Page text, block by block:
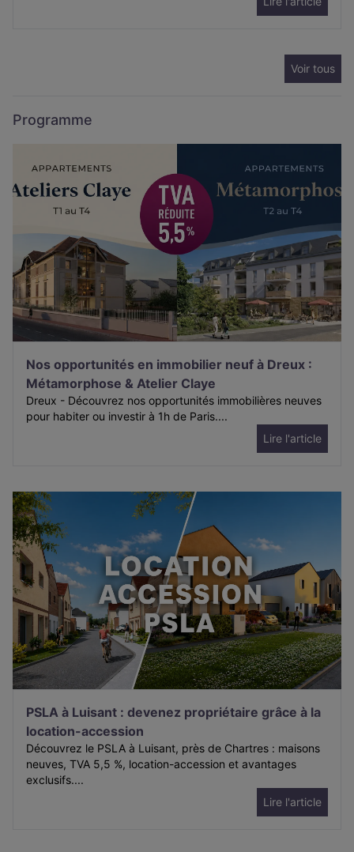
Voir tous
Programme
Nos opportunités en immobilier neuf à Dreux :
Métamorphose & Atelier Claye
Dreux - Découvrez nos opportunités immobilières neuves
pour habiter ou investir à 1h de Paris....
Lire l'article
PSLA à Luisant : devenez propriétaire grâce à la
location-accession
Découvrez le PSLA à Luisant, près de Chartres : maisons
neuves, TVA 5,5 %, location-accession et avantages
exclusifs....
Lire l'article